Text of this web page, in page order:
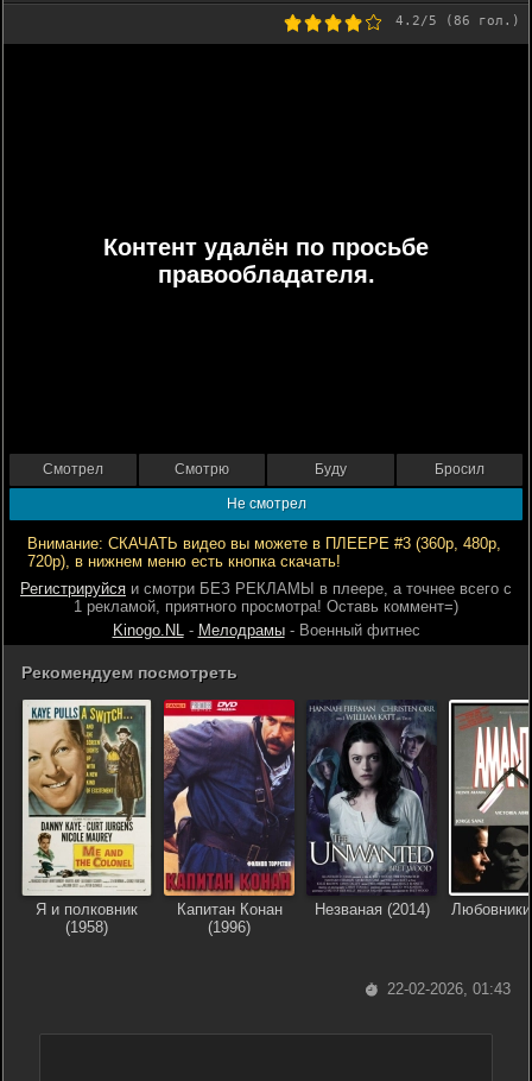
4.2/5 (86 гол.)
Контент удалён по просьбе
правообладателя.
Смотрел Смотрю Буду Бросил
Не смотрел
Внимание: СКАЧАТЬ видео вы можете в ПЛЕЕРЕ #3 (360р, 480р,
720р), в нижнем меню есть кнопка скачать!
Регистрируйся и смотри БЕЗ РЕКЛАМЫ в плеере, а точнее всего с
1 рекламой, приятного просмотра! Оставь коммент=)
Kinogo.NL- Мелодрамы- Военный фитнес
Рекомендуем посмотреть
Я и полковник
(1958)
Капитан Конан
(1996)
Незваная (2014)
22-02-2026, 01:43